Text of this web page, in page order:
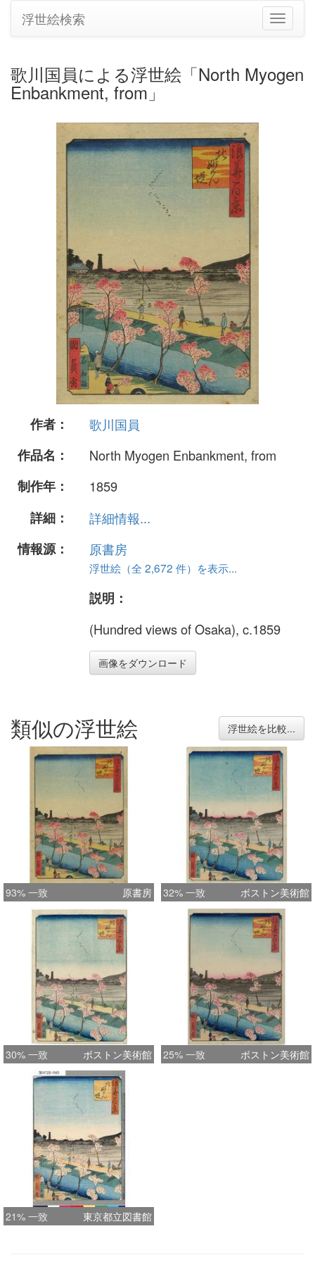
ナ
ビ
シ
浮世絵検索
歌川国員による浮世絵「North Myogen
Enbankment, from」
作者：
歌川国員
作品名：
North Myogen Enbankment, from
制作年：
1859
詳細：
詳細情報...
情報源：
原書房
浮世絵（全 2,672 件）を表示...
説明：
(Hundred views of Osaka), c.1859
画像をダウンロード
類似の浮世絵 浮世絵を比較...
93% 一致 原書房 32% 一致 ボストン美術館
30% 一致 ボストン美術館 25% 一致 ボストン美術館
21% 一致 東京都立図書館